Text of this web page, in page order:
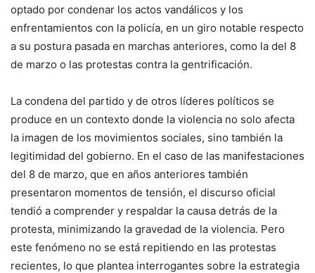
optado por condenar los actos vandálicos y los
enfrentamientos con la policía, en un giro notable respecto
a su postura pasada en marchas anteriores, como la del 8
de marzo o las protestas contra la gentrificación.
La condena del partido y de otros líderes políticos se
produce en un contexto donde la violencia no solo afecta
la imagen de los movimientos sociales, sino también la
legitimidad del gobierno. En el caso de las manifestaciones
del 8 de marzo, que en años anteriores también
presentaron momentos de tensión, el discurso oficial
tendió a comprender y respaldar la causa detrás de la
protesta, minimizando la gravedad de la violencia. Pero
este fenómeno no se está repitiendo en las protestas
recientes, lo que plantea interrogantes sobre la estrategia